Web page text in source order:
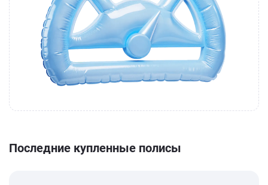
Последние купленные полисы